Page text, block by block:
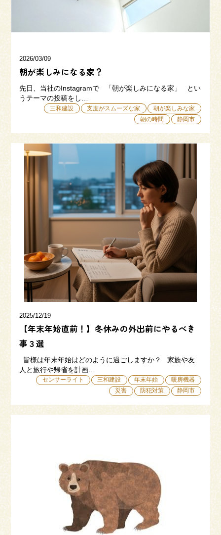
2026/03/09
朝が楽しみになる家？
先日、当社のInstagramで 「朝が楽しみになる家」 とい
うテーマの投稿をし…
三和建設 支度がスムーズな家
朝が楽しみな家
朝の時間
静岡市
2025/12/19
【年末年始直前！】冬休みの外出前にやるべき
事３選
皆様は年末年始はどのように過ごしますか？ 家族や友
人と旅行や帰省を計画…
センサーライト 三和建設 年末年始
暖房機器
災害
防犯対策 静岡市